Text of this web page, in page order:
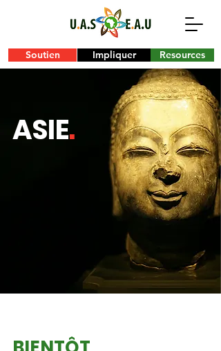
Soutien Impliquer Resources
ASIE.